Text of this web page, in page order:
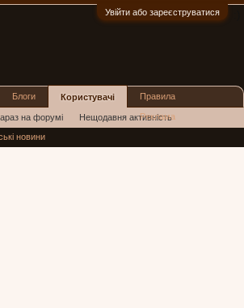
Увійти або зареєструватися
Блоги Користувачі
на форумі Нещодавня активність
Правила
Реклама
новини